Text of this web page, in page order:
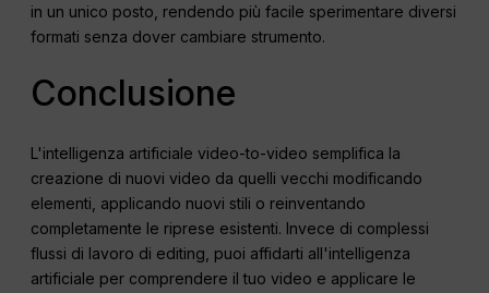
in un unico posto, rendendo più facile sperimentare diversi
formati senza dover cambiare strumento.
Conclusione
L'intelligenza artificiale video-to-video semplifica la
creazione di nuovi video da quelli vecchi modificando
elementi, applicando nuovi stili o reinventando
completamente le riprese esistenti. Invece di complessi
flussi di lavoro di editing, puoi affidarti all'intelligenza
artificiale per comprendere il tuo video e applicare le